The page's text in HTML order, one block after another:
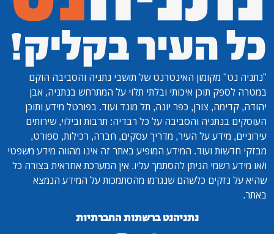
"נתניה נט" מקומון האינטרנט של תושבי נתניה והסביבה הוקם
במטרה לספק תוכן איכותי ובלתי תלוי על המתרחש בנתניה, אבן
יהודה, קדימה, צורן, כפר יונה, תל מונד ועוד. בפורטל מידע ותוכן
העוסקים בנתניה והסביבה על כל רבדיה: תרבות ובילוי, שירותים
עירוניים, מידע על העיר, מדריך עסקים, חברה, רכילות, ספורט,
מבזקי חדשות ועוד. המידע המופיע באתר זה אינו מהווה מידע משפטי
ו/או מידע רשמי הניתן להסתמך עליו. אין המערכת אחראית בצורה כל
שהיא על נזקים כלשהם שנגרמו מהסתמכות על המידע הנמצא
באתר.
נתניהנט ברשתות החברתיות